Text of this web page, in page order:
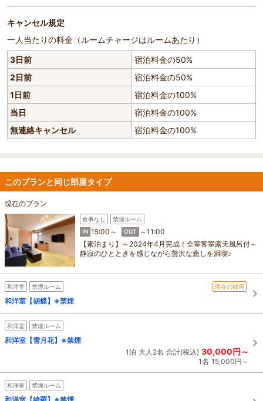
キャンセル規定
一人当たりの料金（ルームチャージはルームあたり）
3日前
宿泊料金の50%
2日前
宿泊料金の50%
1日前
宿泊料金の100%
当日
宿泊料金の100%
無連絡キャンセル
宿泊料金の100%
このプランと同じ部屋タイプ
現在のプラン
食事なし
禁煙ルーム
IN 15:00～ OUT
～11:00
【素泊まり】～2024年4月完成！全室客室露天風呂付～
静寂のひとときを感じながら贅沢な癒しを満喫♪
和洋室 禁煙ルーム 現在の部屋
和洋室【胡蝶】※禁煙
和洋室 禁煙ルーム
和洋室【雪月花】※禁煙
1泊 大人2名 合計(税込) 30,000円～
1名 15,000円～
和洋室 禁煙ルーム